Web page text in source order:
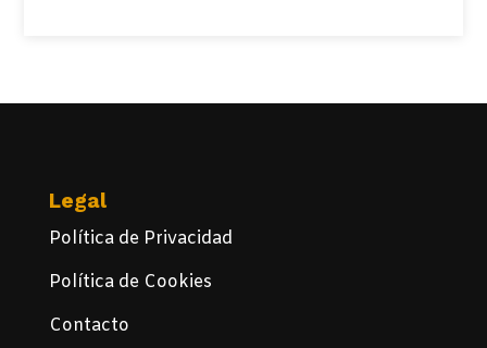
Legal
Política de Privacidad
Política de Cookies
Contacto